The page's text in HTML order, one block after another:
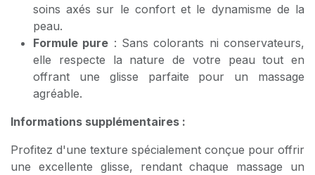
soins axés sur le confort et le dynamisme de la
peau.
Formule pure : Sans colorants ni conservateurs,
elle respecte la nature de votre peau tout en
offrant une glisse parfaite pour un massage
agréable.
Informations supplémentaires :
Profitez d'une texture spécialement conçue pour offrir
une excellente glisse, rendant chaque massage un